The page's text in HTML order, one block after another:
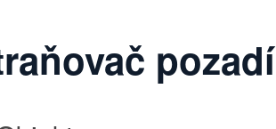
pozadí